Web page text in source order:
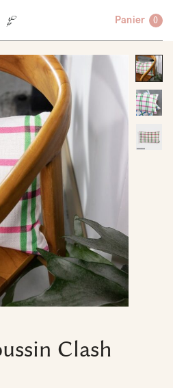
Panier 0
Clash